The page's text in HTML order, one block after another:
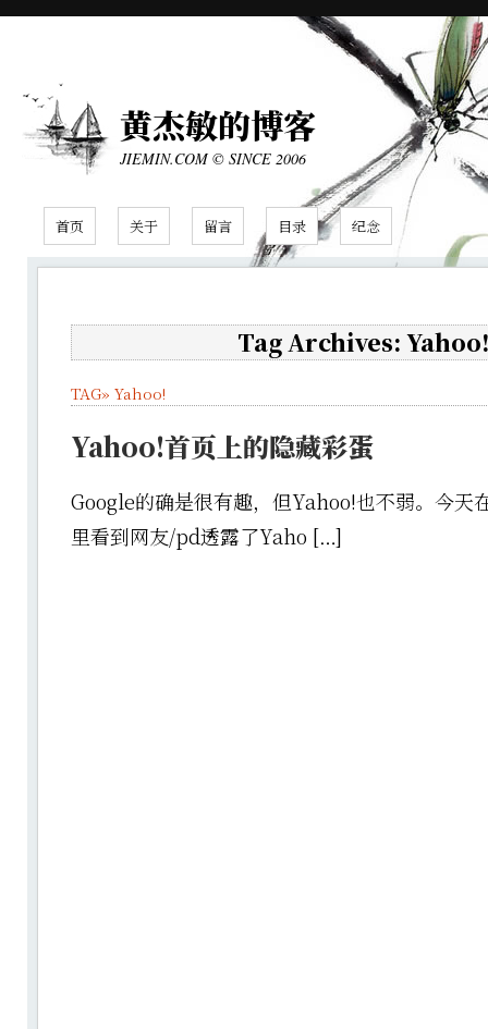
黄杰敏的博客
JIEMIN.COM © SINCE 2006
首页 关于 留言 目录 纪念
Tag Archives:
TAG» Yahoo!
Yahoo!首页上的隐藏彩蛋
Google的确是很有趣，但Yahoo!也不弱。今
里看到网友/pd透露了Yaho […]